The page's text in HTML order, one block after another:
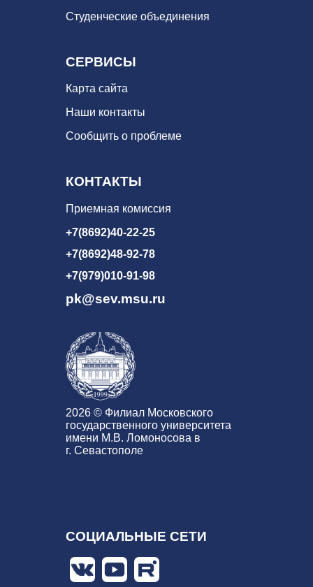
Студенческие объединения
СЕРВИСЫ
Карта сайта
Наши контакты
Сообщить о проблеме
КОНТАКТЫ
Приемная комиссия
+7(8692)40-22-25
+7(8692)48-92-78
+7(979)010-91-98
pk@sev.msu.ru
2026 © Филиал Московского
государственного университета
имени М.В. Ломоносова в
г. Севастополе
СОЦИАЛЬНЫЕ СЕТИ